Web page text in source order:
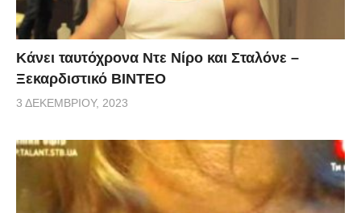
Κάνει ταυτόχρονα Ντε Νίρο και Σταλόνε –
Ξεκαρδιστικό ΒΙΝΤΕΟ
3 ΔΕΚΕΜΒΡΊΟΥ, 2023